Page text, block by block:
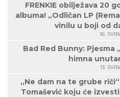
FRENKIE obilježava 20
albuma! „Odličan LP
vinilu u boji od
16.
Bad Red Bunny: Pjesma
himna
13.
„Ne dam na te grube
Tomašević koju će